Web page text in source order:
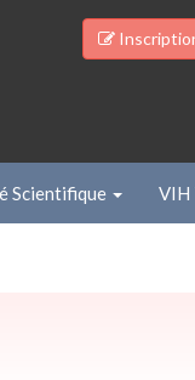
Scientifique VIH